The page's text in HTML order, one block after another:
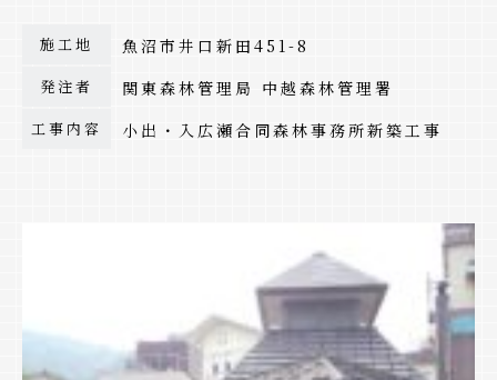
施工地 魚沼市井口新田451-8
発注者 関東森林管理局 中越森林管理署
工事内容 小出・入広瀬合同森林事務所新築工事